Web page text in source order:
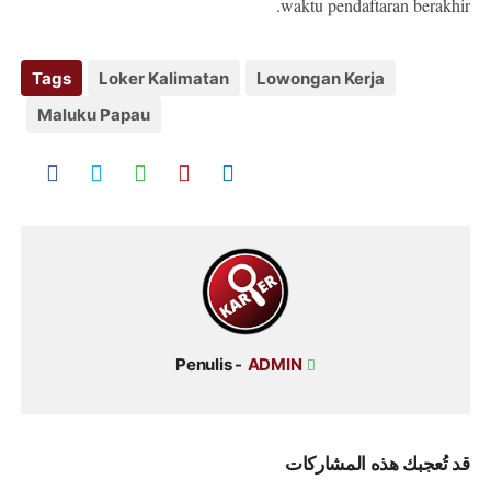
Tags Loker Kalimatan
Lowongan Kerja
Maluku Papau
Penulis - ADMIN
قد تُعجبك هذه المشاركات